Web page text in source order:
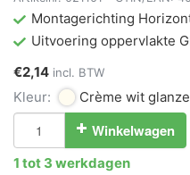
Montagerichting
Uitvoering oppervlakte
€2,14 incl. BTW
Kleur: Crème wit
Winkelwagen
1 tot 3 werkdagen